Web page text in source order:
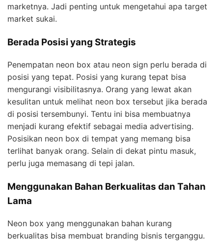
marketnya. Jadi penting untuk mengetahui apa target
market sukai.
Berada Posisi yang Strategis
Penempatan neon box atau neon sign perlu berada di
posisi yang tepat. Posisi yang kurang tepat bisa
mengurangi visibilitasnya. Orang yang lewat akan
kesulitan untuk melihat neon box tersebut jika berada
di posisi tersembunyi. Tentu ini bisa membuatnya
menjadi kurang efektif sebagai media advertising.
Posisikan neon box di tempat yang memang bisa
terlihat banyak orang. Selain di dekat pintu masuk,
perlu juga memasang di tepi jalan.
Menggunakan Bahan Berkualitas dan Tahan
Lama
Neon box yang menggunakan bahan kurang
berkualitas bisa membuat branding bisnis terganggu.